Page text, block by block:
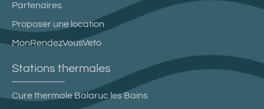
Partenaires
Proposer une location
MonRendezVousVeto
Stations thermales
Cure thermale Balaruc les Bains